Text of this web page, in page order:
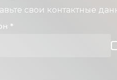
свои контактные
*